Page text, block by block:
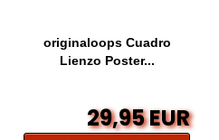
originaloops Cuadro
Lienzo Poster...
29,95 EUR